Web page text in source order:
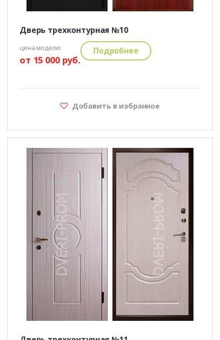
Дверь трехконтурная №10
цена модели:
от 15 000 руб.
Подробнее
Добавить в избранное